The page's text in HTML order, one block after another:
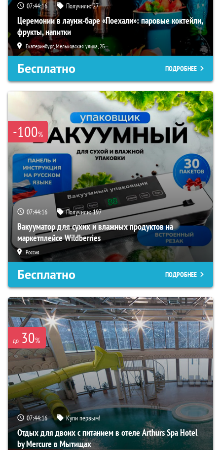
07:44:15 Получили:27
Церемонии в лаунж-баре «Поехали»: паровые коктейли,
фрукты, напитки
Екатеринбург, Мельковская улица, 2Б
Бесплатно ПОДРОБНЕЕ
-100%
07:44:15 Получили:197
Вакууматор для сухих и влажных продуктов на
маркетплейсе Wildberries
Россия
Бесплатно ПОДРОБНЕЕ
до 30%
07:44:15 Купи первым!
Отдых для двоих с питанием в отеле Arthurs Spa Hotel
by Mercure в Мытищах